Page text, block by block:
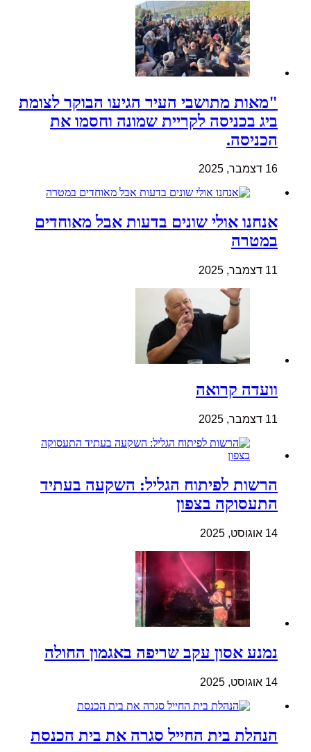
"מאות מתושבי העיר הגיעו הבוקר לצומת
ביג בכניסה לקריית שמונה וחסמו את
הכניסה.
16 דצמבר, 2025
אנחנו אולי שונים בדעות אבל מאוחדים
במטרה
11 דצמבר, 2025
וועדה קרואה
11 דצמבר, 2025
הרשות לפיתוח הגליל: השקעה בעתיד
התעסוקה בצפון
14 אוגוסט, 2025
נמנע אסון עקב שריפה באגמון החולה
14 אוגוסט, 2025
הנהלת בית החייל סגרה את בית הכנסת